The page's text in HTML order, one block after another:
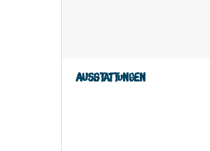
Ausstattungen